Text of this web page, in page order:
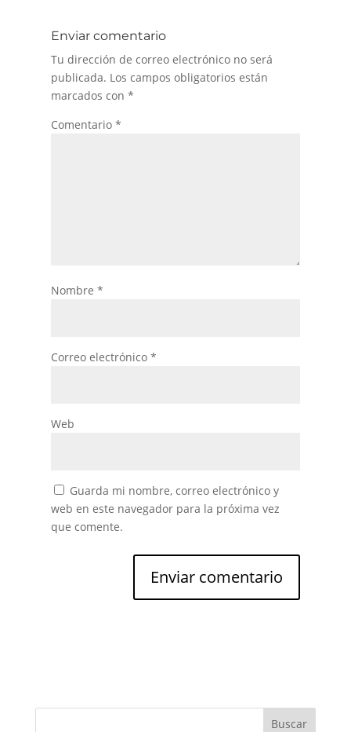
Enviar comentario
Tu dirección de correo electrónico no será
publicada. Los campos obligatorios están
marcados con *
Comentario *
Nombre *
Correo electrónico *
Web
Guarda mi nombre, correo electrónico y
web en este navegador para la próxima vez
que comente.